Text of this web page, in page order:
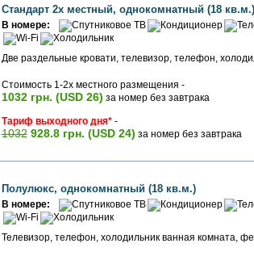
Стандарт 2х местный, однокомнатный (18 кв.м.)
В номере:
Две раздельные кровати, телевизор, телефон,
Стоимость 1-2х местного размещения -
1032 грн. (USD 26) за номер без завтрака
Тариф выходного дня*-
1032 928.8 грн. (USD 24) за номер без завтрака
Полулюкс, однокомнатный (18 кв.м.)
В номере:
Телевизор, телефон, холодильник ванная комната,